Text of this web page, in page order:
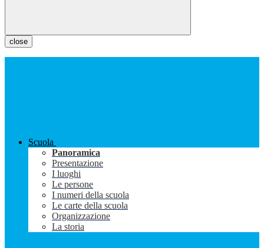
close
Scuola
Panoramica
Presentazione
I luoghi
Le persone
I numeri della scuola
Le carte della scuola
Organizzazione
La storia